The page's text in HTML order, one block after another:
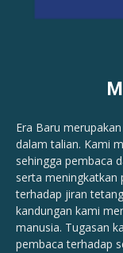
Era Baru
dalam talian. Kami
sehingga pembaca
serta meningkatkan
terhadap jiran
kandungan kami
manusia. Tugasan
pembaca terhadap